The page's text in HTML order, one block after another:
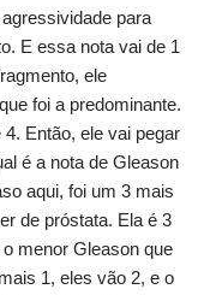
para
E essa nota vai de 1
ele
foi a predominante.
Então, ele vai pegar
é a nota de Gleason
aqui, foi um 3 mais
de próstata. Ela é 3
menor Gleason que
1, eles vão 2, e o